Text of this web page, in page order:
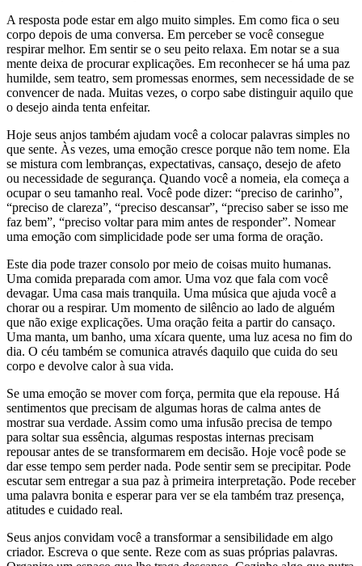
A resposta pode estar em algo muito simples. Em como fica o seu
corpo depois de uma conversa. Em perceber se você consegue
respirar melhor. Em sentir se o seu peito relaxa. Em notar se a sua
mente deixa de procurar explicações. Em reconhecer se há uma paz
humilde, sem teatro, sem promessas enormes, sem necessidade de se
convencer de nada. Muitas vezes, o corpo sabe distinguir aquilo que
o desejo ainda tenta enfeitar.
Hoje seus anjos também ajudam você a colocar palavras simples no
que sente. Às vezes, uma emoção cresce porque não tem nome. Ela
se mistura com lembranças, expectativas, cansaço, desejo de afeto
ou necessidade de segurança. Quando você a nomeia, ela começa a
ocupar o seu tamanho real. Você pode dizer: “preciso de carinho”,
“preciso de clareza”, “preciso descansar”, “preciso saber se isso me
faz bem”, “preciso voltar para mim antes de responder”. Nomear
uma emoção com simplicidade pode ser uma forma de oração.
Este dia pode trazer consolo por meio de coisas muito humanas.
Uma comida preparada com amor. Uma voz que fala com você
devagar. Uma casa mais tranquila. Uma música que ajuda você a
chorar ou a respirar. Um momento de silêncio ao lado de alguém
que não exige explicações. Uma oração feita a partir do cansaço.
Uma manta, um banho, uma xícara quente, uma luz acesa no fim do
dia. O céu também se comunica através daquilo que cuida do seu
corpo e devolve calor à sua vida.
Se uma emoção se mover com força, permita que ela repouse. Há
sentimentos que precisam de algumas horas de calma antes de
mostrar sua verdade. Assim como uma infusão precisa de tempo
para soltar sua essência, algumas respostas internas precisam
repousar antes de se transformarem em decisão. Hoje você pode se
dar esse tempo sem perder nada. Pode sentir sem se precipitar. Pode
escutar sem entregar a sua paz à primeira interpretação. Pode receber
uma palavra bonita e esperar para ver se ela também traz presença,
atitudes e cuidado real.
Seus anjos convidam você a transformar a sensibilidade em algo
criador. Escreva o que sente. Reze com as suas próprias palavras.